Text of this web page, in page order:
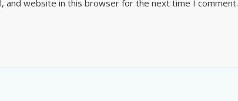
and website in this browser for the next time I comment.